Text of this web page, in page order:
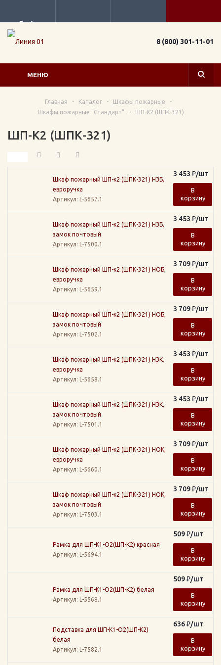
Прайс
8 (800) 301-11-01
МЕНЮ
Главная - Каталог - Шкафы пожарные
-
Шкафы пожарные "Стандарт"
- ШП-К2 (ШПК-321)
ШП-К2 (ШПК-321)
Шкаф пожарный ШП-к2 (ШПК-321) НЗБ,
евроручка
Артикул: L-5657.1
3 453 ₽/шт
В
корзину
Шкаф пожарный ШП-к2 (ШПК-321) НЗБ,
замок почтовый
Артикул: L-7500.1
3 453 ₽/шт
В
корзину
Шкаф пожарный ШП-к2 (ШПК-321) НОБ,
евроручка
Артикул: L-5659.1
3 709₽/шт
В
корзину
Шкаф пожарный ШП-к2 (ШПК-321) НОБ,
замок почтовый
Артикул: L-7502.1
3 709₽/шт
В
корзину
Шкаф пожарный ШП-к2 (ШПК-321) НЗК,
евроручка
Артикул: L-5658.1
3 453 ₽/шт
В
корзину
Шкаф пожарный ШП-к2 (ШПК-321) НЗК,
замок почтовый
Артикул: L-7501.1
3 453 ₽/шт
В
корзину
Шкаф пожарный ШП-к2 (ШПК-321) НОК,
евроручка
Артикул: L-5660.1
3 709₽/шт
В
корзину
Шкаф пожарный ШП-к2 (ШПК-321) НОК,
замок почтовый
Артикул: L-7503.1
3 709₽/шт
В
корзину
Рамка для ШП-К1-О2(ШП-К2) красная
Артикул: L-5694.1
509₽/шт
В
корзину
Рамка для ШП-К1-О2(ШП-К2) белая
Артикул: L-5568.1
509₽/шт
В
корзину
Подставка для ШП-К1-О2(ШП-К2)
белая
Артикул: L-7582.1
636₽/шт
В
корзину